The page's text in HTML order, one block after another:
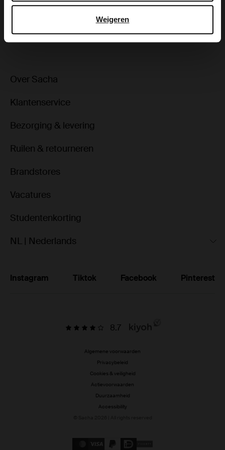
Weigeren
Over Sacha
Klantenservice
Bezorging & levering
Ruilen & retourneren
Brandstores
Vacatures
Studentenkorting
NL | Nederlands
Instagram Tiktok Facebook Pinterest
8.7
Algemene voorwaarden
Privacybeleid
Cookies & veiligheid
Actievoorwaarden
Duurzaamheid
Accessibility